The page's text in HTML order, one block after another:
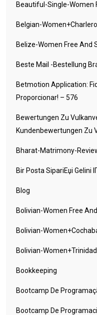
Beautiful-Single-Women
Belgian-
Belize-Women Free And
Beste Mail -Bestellung
Betmotion Application:
Proporcionar! – 576
Bewertungen Zu
Kundenbewertungen Zu
Bharat-Matrimony-
Bir Posta SipariЕџi Gelini
Blog
Bolivian-Women Free
Bolivian-
Bolivian-
Bookkeeping
Bootcamp De
Bootcamp De